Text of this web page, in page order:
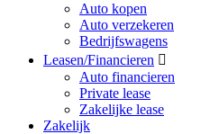
Auto kopen
Auto verzekeren
Bedrijfswagens
Leasen/Financieren
Auto financieren
Private lease
Zakelijke lease
Zakelijk